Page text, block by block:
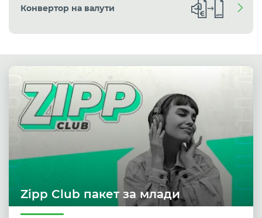
Конвертор на валути
Zipp Club пакет за млади